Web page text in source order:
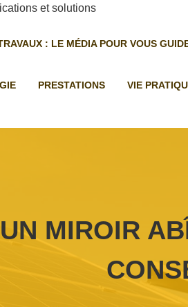
: LE MÉDIA POUR VOUS
PRESTATIONS VIE
MIROIR